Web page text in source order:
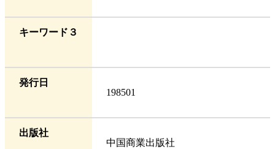
キーワード３
発行日
198501
出版社
中国商業出版社